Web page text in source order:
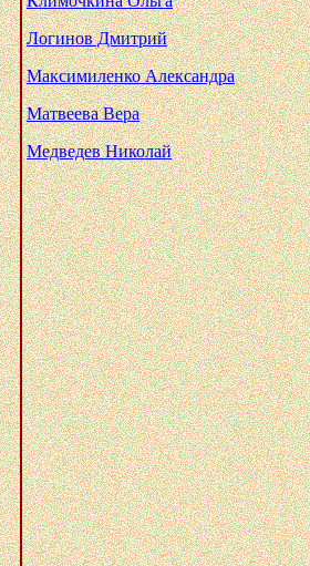
Логинов Дмитрий
Максимиленко Александра
Матвеева Вера
Медведев Николай